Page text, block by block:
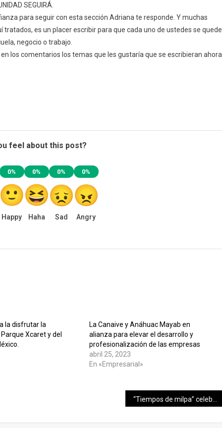
SEGUIRÁ.
para seguir con esta sección Adriana te responde. Y muchas
es un placer escribir para que cada uno de ustedes se quede
negocio o trabajo.
los comentarios los temas que les gustaría que se escribieran ahora
feel about this post?
0%
Happy
0%
Haha
0%
Sad
0%
Angry
la disfrutar la
Xcaret y del
La Canaive y Anáhuac Mayab en
alianza para elevar el desarrollo y
profesionalización de las empresas
abril 25, 2023
En «Empresarial»